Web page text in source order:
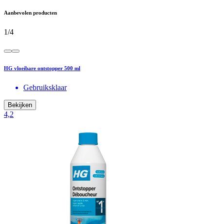
Aanbevolen producten
1/4
HG vloeibare ontstopper 500 ml
Gebruiksklaar
Bekijken
4,2